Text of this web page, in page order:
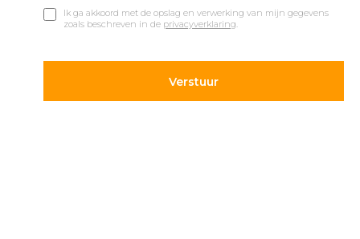
Ik ga akkoord met de opslag en verwerking van mijn gegevens
zoals beschreven in de privacyverklaring